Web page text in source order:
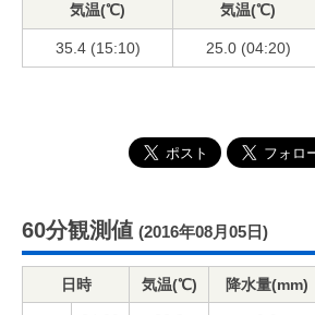
気温(℃)
気温(℃)
35.4 (15:10) 25.0 (04:20)
60分観測値 (2016年08月05日)
日時 気温(℃) 降水量(mm)